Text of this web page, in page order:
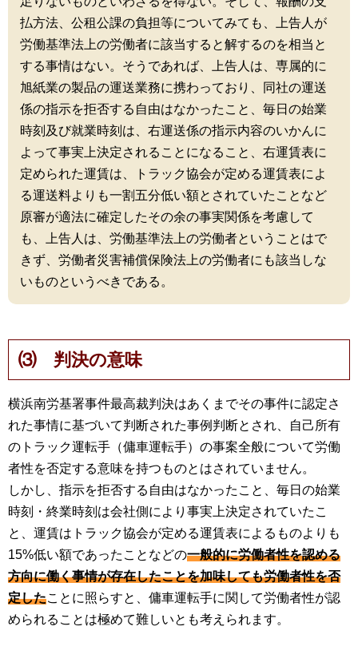
払方法、公租公課の負担等についてみても、上告人が
労働基準法上の労働者に該当すると解するのを相当と
する事情はない。そうであれば、上告人は、専属的に
旭紙業の製品の運送業務に携わっており、同社の運送
係の指示を拒否する自由はなかったこと、毎日の始業
時刻及び就業時刻は、右運送係の指示内容のいかんに
よって事実上決定されることになること、右運賃表に
定められた運賃は、トラック協会が定める運賃表によ
る運送料よりも一割五分低い額とされていたことなど
原審が適法に確定したその余の事実関係を考慮して
も、上告人は、労働基準法上の労働者ということはで
きず、労働者災害補償保険法上の労働者にも該当しな
いものというべきである。
⑶ 判決の意味
横浜南労基署事件最高裁判決はあくまでその事件に認定さ
れた事情に基づいて判断された事例判断とされ、自己所有
のトラック運転手（傭車運転手）の事案全般について労働
者性を否定する意味を持つものとはされていません。
しかし、指示を拒否する自由はなかったこと、毎日の始業
時刻・終業時刻は会社側により事実上決定されていたこ
と、運賃はトラック協会が定める運賃表によるものよりも
15%低い額であったことなどの一般的に労働者性を認める
方向に働く事情が存在したことを加味しても労働者性を否
定したことに照らすと、傭車運転手に関して労働者性が認
められることは極めて難しいとも考えられます。